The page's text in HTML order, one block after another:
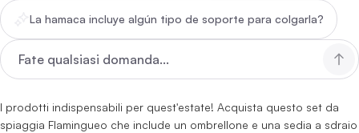
La hamaca incluye algún tipo de soporte para colgarla?
I prodotti indispensabili per quest'estate! Acquista questo set da
spiaggia Flamingueo che include un ombrellone e una sedia a sdraio